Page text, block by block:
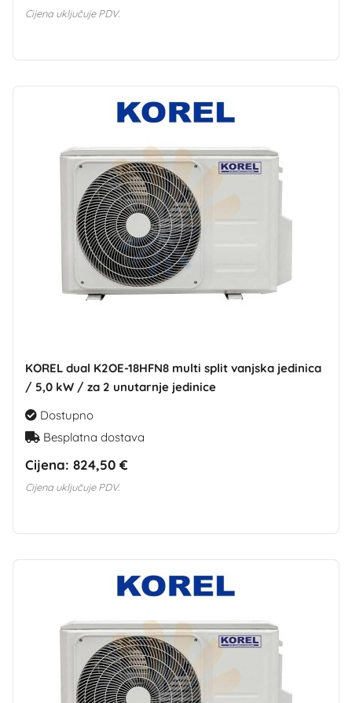
Cijena uključuje PDV.
KOREL dual K2OE-18HFN8 multi split vanjska jedinica
/ 5,0 kW / za 2 unutarnje jedinice
Dostupno
Besplatna dostava
Cijena: 824,50 €
Cijena uključuje PDV.